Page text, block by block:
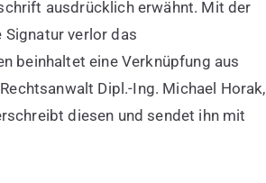
ausdrücklich erwähnt. Mit der
verlor das
beinhaltet eine Verknüpfung aus
Dipl.-Ing. Michael Horak,
diesen und sendet ihn mit